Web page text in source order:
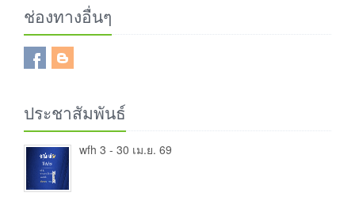
ช่องทางอื่นๆ
ประชาสัมพันธ์
wfh 3 - 30 เม.ย. 69